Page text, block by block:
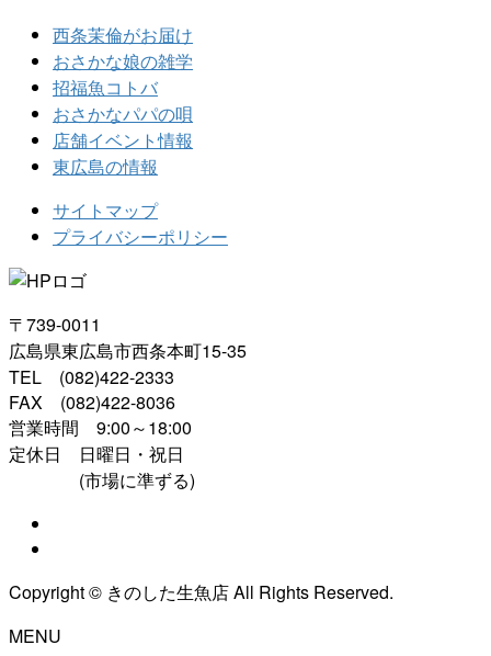
西条茉倫がお届け
おさかな娘の雑学
招福魚コトバ
おさかなパパの唄
店舗イベント情報
東広島の情報
サイトマップ
プライバシーポリシー
〒739-0011
広島県東広島市西条本町15-35
TEL (082)422-2333
FAX (082)422-8036
営業時間 9:00～18:00
定休日 日曜日・祝日
(市場に準ずる)
Copyright © きのした生魚店 All Rights Reserved.
MENU